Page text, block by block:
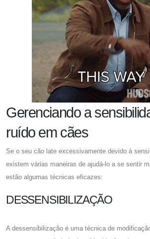
Gerenciando a
ruído em cães
Se o seu cão late excessivamente devido à
existem várias maneiras de ajudá-lo a se sentir
estão algumas técnicas eficazes:
DESSENSIBILIZAÇÃO
A dessensibilização é uma técnica de